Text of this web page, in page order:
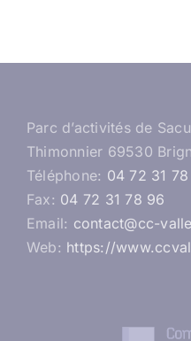
Parc d’activités de
Thimonnier 69530
Téléphone: 04 72 31
Fax: 04 72 31 78 96
Email: contact@cc-
Web: https://